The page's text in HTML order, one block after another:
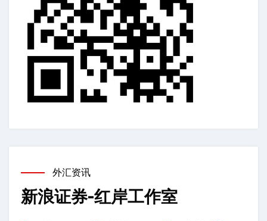
外汇资讯
新浪证券-红岸工作室